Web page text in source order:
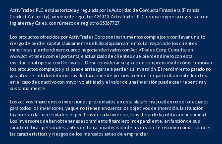
ActivTrades PLC está autorizada y regulada por la Autoridad de Conducta Financiera (Financial
Conduct Authority), número de registro 434413. ActivTrades PLC es una empresa registrada en
Inglaterra y Gales, con número de registro 05367727.
Los productos ofrecidos por ActivTrades Corp son instrumentos complejos y conllevan un alto
riesgo de perder capital rápidamente debido al apalancamiento. La mayoría de los clientes
minoristas pierden dinero cuando negocian derivados con ActivTrades Corp. Consulta en
www.activtrades.com el porcentaje actualizado de clientes que pierden dinero con esta
institución al operar con Derivados. Debe considerar su grado de comprensión de cómo funcionan
los productos complejos y si puede arriesgarse a perder su inversión. El rendimiento pasado no
garantiza resultados futuros. Las fluctuaciones de precios pueden ser particularmente fuertes
en el caso de un activo con mayor volatilidad y el valor de una inversión puede caer repentina y
sustancialmente.
Los activos financieros o inversiones presentados en esta plataforma pueden no ser adecuados
para todos los inversores, ya que no tienen en cuenta los objetivos de inversión, la situación
financiera o las necesidades específicas de cada inversor, considerando la política de idoneidad.
Los inversores deben obtener asesoramiento financiero independiente, en función de sus
características personales, antes de tomar una decisión de inversión. Te recomendamos conocer
las características y riesgos de los mercados antes de emprender.